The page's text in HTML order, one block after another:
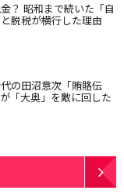
？ 昭和まで続いた「自
脱税が横行した理由
の田沼意次「賄賂伝
「大奥」を敵に回した